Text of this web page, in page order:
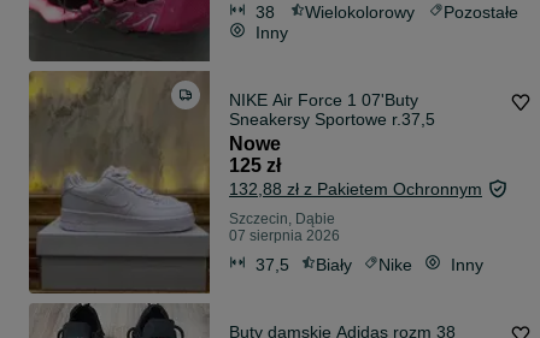
38 Wielokolorowy
Pozostałe
Inny
NIKE Air Force 1 07'Buty
Sneakersy Sportowe r.37,5
Nowe
125 zł
132,88 zł z Pakietem Ochronnym
Szczecin, Dąbie
07 sierpnia 2026
37,5 Biały Nike Inny
Buty damskie Adidas rozm 38